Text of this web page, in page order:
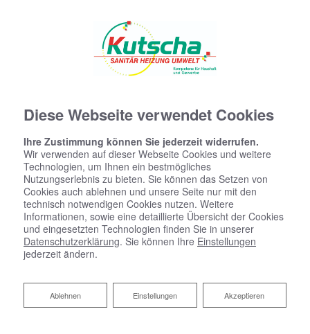
Ihr Partner für Öl- und
Gasheizungen
Diese Webseite verwendet Cookies
Ihre Zustimmung können Sie jederzeit widerrufen.
Wir verwenden auf dieser Webseite Cookies und weitere
Technologien, um Ihnen ein bestmögliches
Nutzungserlebnis zu bieten. Sie können das Setzen von
Cookies auch ablehnen und unsere Seite nur mit den
technisch notwendigen Cookies nutzen. Weitere
Informationen, sowie eine detaillierte Übersicht der Cookies
und eingesetzten Technologien finden Sie in unserer
Datenschutzerklärung. Sie können Ihre Einstellungen
jederzeit ändern.
Akzeptieren
Einstellungen
Ablehnen
Ablehnen